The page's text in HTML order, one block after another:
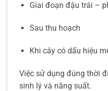
Giai đoạn đậu trái –
Sau thu hoạch
Khi cây có dấu hiệu
Việc sử dụng đúng thời
sinh lý và năng suất.